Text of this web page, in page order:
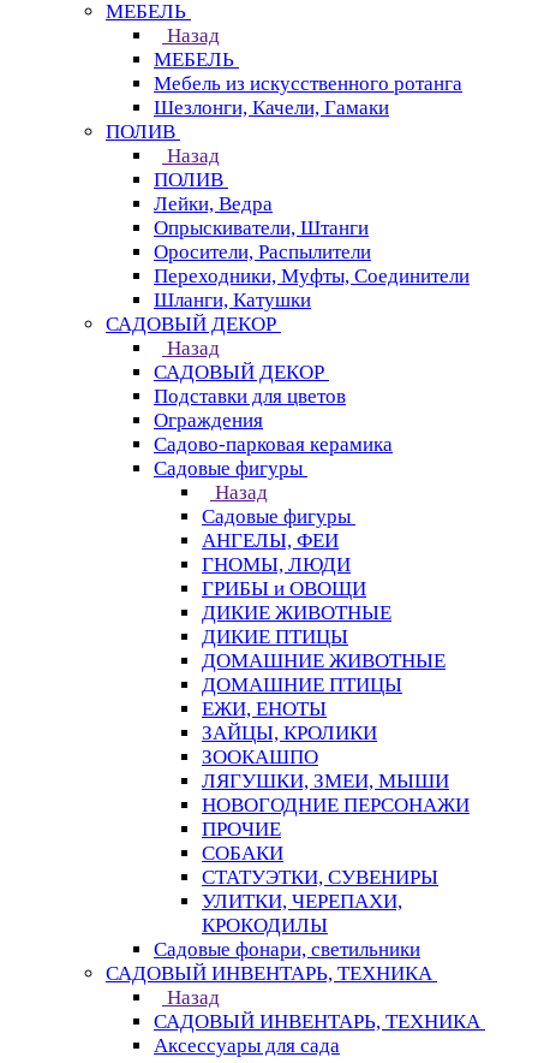
МЕБЕЛЬ
Назад
МЕБЕЛЬ
Мебель из искусственного ротанга
Шезлонги, Качели, Гамаки
ПОЛИВ
Назад
ПОЛИВ
Лейки, Ведра
Опрыскиватели, Штанги
Оросители, Распылители
Переходники, Муфты, Соединители
Шланги, Катушки
САДОВЫЙ ДЕКОР
Назад
САДОВЫЙ ДЕКОР
Подставки для цветов
Ограждения
Садово-парковая керамика
Садовые фигуры
Назад
Садовые фигуры
АНГЕЛЫ, ФЕИ
ГНОМЫ, ЛЮДИ
ГРИБЫ и ОВОЩИ
ДИКИЕ ЖИВОТНЫЕ
ДИКИЕ ПТИЦЫ
ДОМАШНИЕ ЖИВОТНЫЕ
ДОМАШНИЕ ПТИЦЫ
ЕЖИ, ЕНОТЫ
ЗАЙЦЫ, КРОЛИКИ
ЗООКАШПО
ЛЯГУШКИ, ЗМЕИ, МЫШИ
НОВОГОДНИЕ ПЕРСОНАЖИ
ПРОЧИЕ
СОБАКИ
СТАТУЭТКИ, СУВЕНИРЫ
УЛИТКИ, ЧЕРЕПАХИ,
КРОКОДИЛЫ
Садовые фонари, светильники
САДОВЫЙ ИНВЕНТАРЬ, ТЕХНИКА
Назад
САДОВЫЙ ИНВЕНТАРЬ, ТЕХНИКА
Аксессуары для сада